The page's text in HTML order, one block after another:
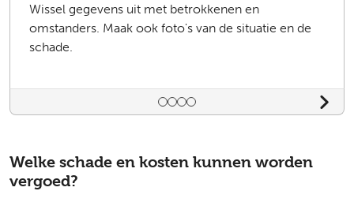
Wissel gegevens uit met betrokkenen en
omstanders. Maak ook foto's van de situatie en de
schade.
Bedieningselementen voor
Welke schade en kosten kunnen worden
vergoed?